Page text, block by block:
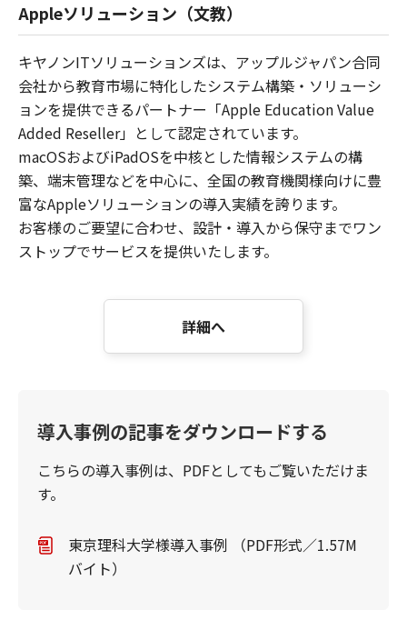
Appleソリューション（文教）
キヤノンITソリューションズは、アップルジャパン合同
会社から教育市場に特化したシステム構築・ソリューシ
ョンを提供できるパートナー「Apple Education Value
Added Reseller」として認定されています。
macOSおよびiPadOSを中核とした情報システムの構
築、端末管理などを中心に、全国の教育機関様向けに豊
富なAppleソリューションの導入実績を誇ります。
お客様のご要望に合わせ、設計・導入から保守までワン
ストップでサービスを提供いたします。
詳細へ
導入事例の記事をダウンロードする
こちらの導入事例は、PDFとしてもご覧いただけま
す。
東京理科大学様導入事例 （PDF形式／1.57M
バイト）